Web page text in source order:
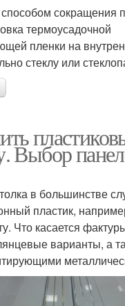
сокращения
термоусадочной
пленки на
стеклу или
Выбор
в большинстве
пластик,
Что касается
варианты, а